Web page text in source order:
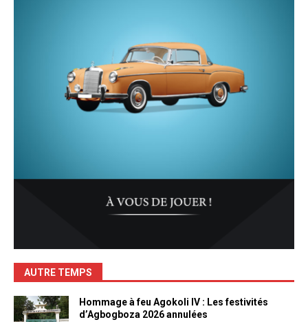
AUTRE TEMPS
Hommage à feu Agokoli IV : Les festivités
d’Agbogboza 2026 annulées